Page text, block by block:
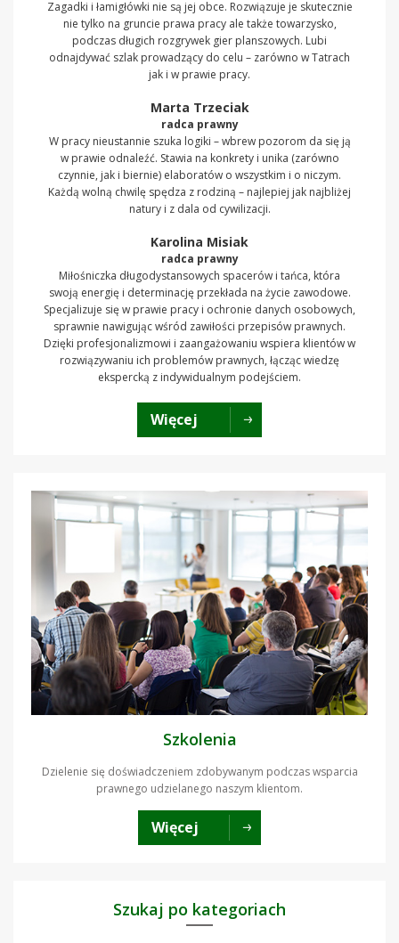
Zagadki i łamigłówki nie są jej obce. Rozwiązuje je skutecznie
nie tylko na gruncie prawa pracy ale także towarzysko,
podczas długich rozgrywek gier planszowych. Lubi
odnajdywać szlak prowadzący do celu – zarówno w Tatrach
jak i w prawie pracy.
Marta Trzeciak
radca prawny
W pracy nieustannie szuka logiki – wbrew pozorom da się ją
w prawie odnaleźć. Stawia na konkrety i unika (zarówno
czynnie, jak i biernie) elaboratów o wszystkim i o niczym.
Każdą wolną chwilę spędza z rodziną – najlepiej jak najbliżej
natury i z dala od cywilizacji.
Karolina Misiak
radca prawny
Miłośniczka długodystansowych spacerów i tańca, która
swoją energię i determinację przekłada na życie zawodowe.
Specjalizuje się w prawie pracy i ochronie danych osobowych,
sprawnie nawigując wśród zawiłości przepisów prawnych.
Dzięki profesjonalizmowi i zaangażowaniu wspiera klientów w
rozwiązywaniu ich problemów prawnych, łącząc wiedzę
ekspercką z indywidualnym podejściem.
Więcej
Szkolenia
Dzielenie się doświadczeniem zdobywanym podczas wsparcia
prawnego udzielanego naszym klientom.
Więcej
Szukaj po kategoriach